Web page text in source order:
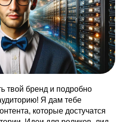
твой бренд и подробно
Я дам тебе
которые достучатся